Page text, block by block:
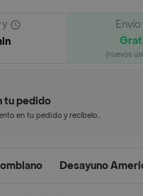
Envío
(nuevos
tu pedido
en tu pedido y recíbelo
Desayuno